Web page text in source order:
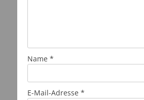
Name *
E-Mail-Adresse *